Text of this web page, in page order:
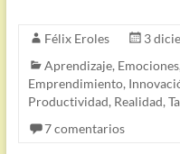
Félix Eroles
3
Aprendizaje, Emociones,
Emprendimiento,
Productividad, Realidad,
7 comentarios